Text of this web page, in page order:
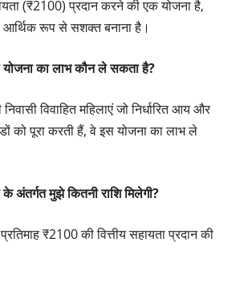
(₹2100) प्रदान करने की एक योजना है,
आर्थिक रूप से सशक्त बनाना है।
योजना का लाभ कौन ले सकता है?
निवासी विवाहित महिलाएं जो निर्धारित आय और
को पूरा करती हैं, वे इस योजना का लाभ ले
के अंतर्गत मुझे कितनी राशि मिलेगी?
₹2100 की वित्तीय सहायता प्रदान की